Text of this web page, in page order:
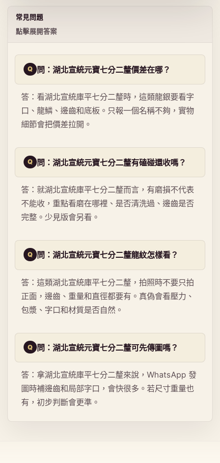
常見問題
點擊展開答案
問：湖北宣統元寶七分二釐價差在哪？
答：看湖北宣統庫平七分二釐時，這類龍銀要看字
口、龍鱗、邊齒和底板。只報一個名稱不夠，實物
細節會把價差拉開。
問：湖北宣統元寶七分二釐有磕碰還收嗎？
答：就湖北宣統庫平七分二釐而言，有磨損不代表
不能收，重點看磨在哪裡、是否清洗過、邊齒是否
完整。少見版會另看。
問：湖北宣統元寶七分二釐龍紋怎樣看？
答：這類湖北宣統庫平七分二釐，拍照時不要只拍
正面，邊齒、重量和直徑都要有。真偽會看壓力、
包漿、字口和材質是否自然。
問：湖北宣統元寶七分二釐可先傳圖嗎？
答：拿湖北宣統庫平七分二釐來說，WhatsApp 發
圖時補邊齒和局部字口，會快很多。若尺寸重量也
有，初步判斷會更準。